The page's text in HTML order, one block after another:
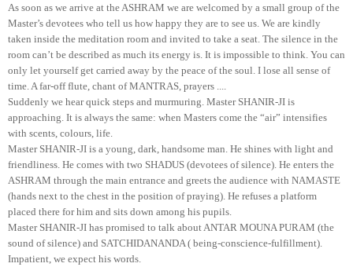
As soon as we arrive at the ASHRAM we are welcomed by a small group of the
Master’s devotees who tell us how happy they are to see us. We are kindly
taken inside the meditation room and invited to take a seat. The silence in the
room can’t be described as much its energy is. It is impossible to think. You can
only let yourself get carried away by the peace of the soul. I lose all sense of
time. A far-off flute, chant of MANTRAS, prayers ....
Suddenly we hear quick steps and murmuring. Master SHANIR-JI is
approaching. It is always the same: when Masters come the “air” intensifies
with scents, colours, life.
Master SHANIR-JI is a young, dark, handsome man. He shines with light and
friendliness. He comes with two SHADUS (devotees of silence). He enters the
ASHRAM through the main entrance and greets the audience with NAMASTE
(hands next to the chest in the position of praying). He refuses a platform
placed there for him and sits down among his pupils.
Master SHANIR-JI has promised to talk about ANTAR MOUNA PURAM (the
sound of silence) and SATCHIDANANDA ( being-conscience-fulfillment).
Impatient, we expect his words.